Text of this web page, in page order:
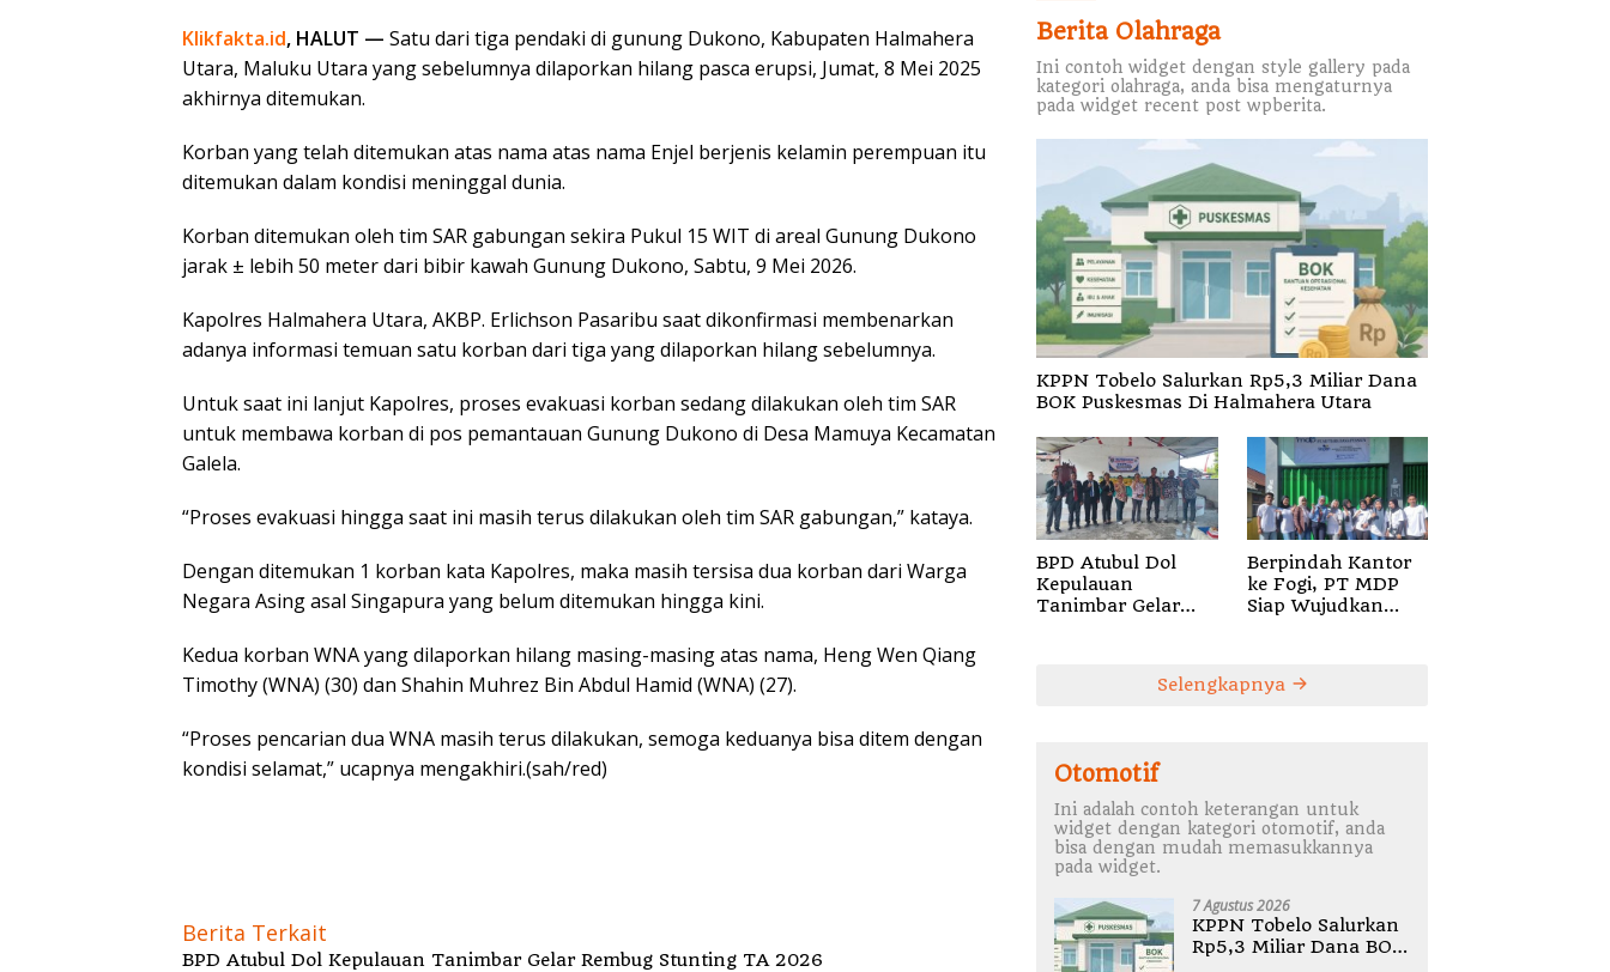
Klikfakta.id, HALUT — Satu dari tiga pendaki di gunung Dukono, Kabupaten Halmahera
Utara, Maluku Utara yang sebelumnya dilaporkan hilang pasca erupsi, Jumat, 8 Mei 2025
akhirnya ditemukan.
Korban yang telah ditemukan atas nama atas nama Enjel berjenis kelamin perempuan itu
ditemukan dalam kondisi meninggal dunia.
Korban ditemukan oleh tim SAR gabungan sekira Pukul 15 WIT di areal Gunung Dukono
jarak ± lebih 50 meter dari bibir kawah Gunung Dukono, Sabtu, 9 Mei 2026.
Kapolres Halmahera Utara, AKBP. Erlichson Pasaribu saat dikonfirmasi membenarkan
adanya informasi temuan satu korban dari tiga yang dilaporkan hilang sebelumnya.
Untuk saat ini lanjut Kapolres, proses evakuasi korban sedang dilakukan oleh tim SAR
untuk membawa korban di pos pemantauan Gunung Dukono di Desa Mamuya Kecamatan
Galela.
“Proses evakuasi hingga saat ini masih terus dilakukan oleh tim SAR gabungan,” kataya.
Dengan ditemukan 1 korban kata Kapolres, maka masih tersisa dua korban dari Warga
Negara Asing asal Singapura yang belum ditemukan hingga kini.
Kedua korban WNA yang dilaporkan hilang masing-masing atas nama, Heng Wen Qiang
Timothy (WNA) (30) dan Shahin Muhrez Bin Abdul Hamid (WNA) (27).
“Proses pencarian dua WNA masih terus dilakukan, semoga keduanya bisa ditem dengan
kondisi selamat,” ucapnya mengakhiri.(sah/red)
Berita Terkait
BPD Atubul Dol Kepulauan Tanimbar Gelar Rembug Stunting TA 2026
Berita Olahraga
Ini contoh widget dengan style gallery pada
kategori olahraga, anda bisa mengaturnya
pada widget recent post wpberita.
KPPN Tobelo Salurkan Rp5,3 Miliar Dana
BOK Puskesmas Di Halmahera Utara
BPD Atubul Dol
Kepulauan
Tanimbar Gelar
Berpindah Kantor
ke Fogi, PT MDP
Siap Wujudkan
Selengkapnya
Otomotif
Ini adalah contoh keterangan untuk
widget dengan kategori otomotif, anda
bisa dengan mudah memasukkannya
pada widget.
7 Agustus 2026
KPPN Tobelo Salurkan
Rp5,3 Miliar Dana BOK